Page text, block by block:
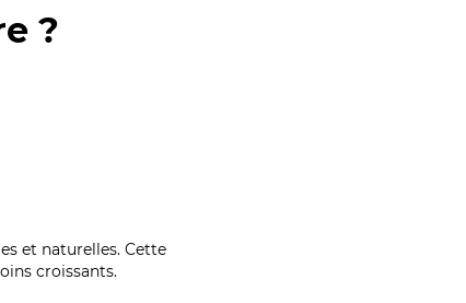
?
et naturelles. Cette
croissants.